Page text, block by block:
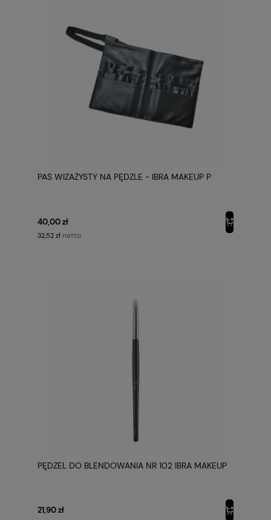
PAS WIZAŻYSTY NA PĘDZLE - IBRA MAKEUP P
40,00 zł
32,52 zł netto
PĘDZEL DO BLENDOWANIA NR 102 IBRA MAKEUP
21,90 zł